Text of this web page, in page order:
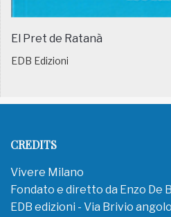
El Pret de Ratanà
EDB Edizioni
CREDITS
Vivere Milano
Fondato e diretto da Enzo De
EDB edizioni - Via Brivio